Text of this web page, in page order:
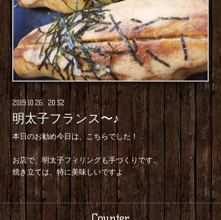
2019.10.26 20:32
明太子フランス〜♪
本日のお勧め今日は、こちらでした！
お店で、明太子フィリングも手づくりです。
焼き立ては、特に美味しいですよ